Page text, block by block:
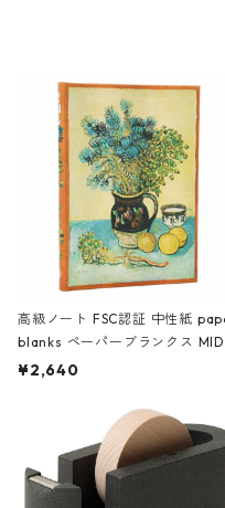
高級ノート FSC認証 中性紙
blanks ペーパーブランクス
ハードカバー 罫線 ヴァン・ゴッ
¥2,640